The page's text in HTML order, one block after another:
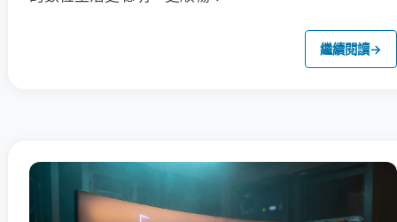
繼續閱讀→